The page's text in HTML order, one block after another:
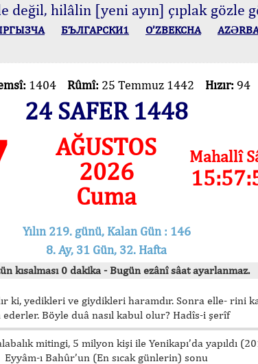
değil, hilâlin [yeni ayın] çıplak gözle
БЪЛГАРСКИ1 O’ZBEKCHA
1404 Rûmî: 25 Temmuz 1442 Hızır: 94
24 SAFER 1448
AĞUSTOS
2026
Cuma
Mahallî
Yılın 219. günü, Kalan Gün : 146
8. Ay, 31 Gün, 32. Hafta
kısalması 0 dakika - Bugün ezânî sâat ayarlanmaz.
ki, yedikleri ve giydikleri haramdır. Sonra elle- rini
ederler. Böyle duâ nasıl kabul olur? Hadîs-i şerîf
mitingi, 5 milyon kişi ile Yenikapı’da yapıldı
Eyyâm-ı Bahûr’un (En sıcak günlerin) sonu